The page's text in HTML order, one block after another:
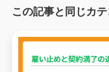
この記事と同じカ